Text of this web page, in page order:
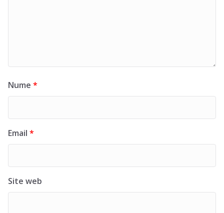
Nume *
Email *
Site web